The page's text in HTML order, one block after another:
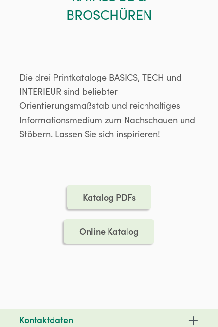
BROSCHÜREN
Die drei Printkataloge BASICS, TECH und
INTERIEUR sind beliebter
Orientierungsmaßstab und reichhaltiges
Informationsmedium zum Nachschauen und
Stöbern. Lassen Sie sich inspirieren!
Katalog PDFs
Online Katalog
Kontaktdaten